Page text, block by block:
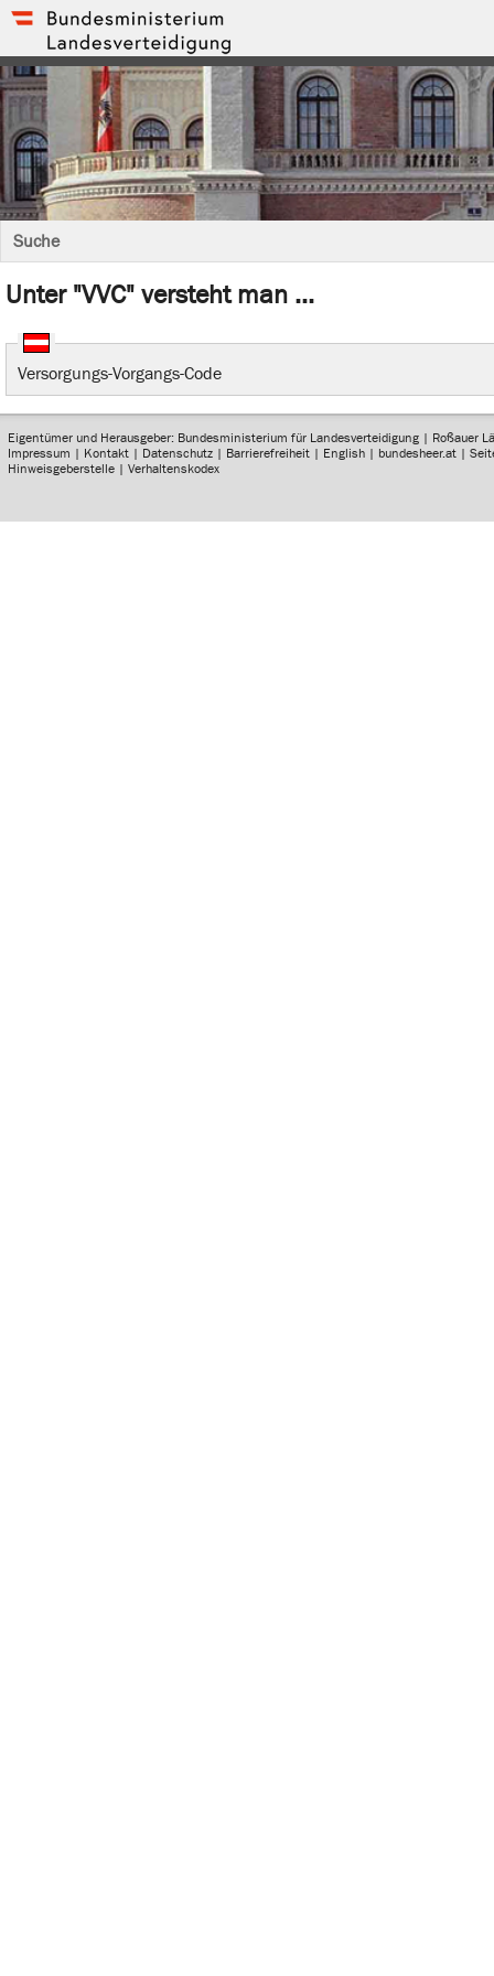
Suche
Unter "VVC" versteht man ...
Versorgungs-Vorgangs-Code
Eigentümer und Herausgeber: Bundesministerium für Landesverteidigung | Roßauer
Impressum | Kontakt | Datenschutz | Barrierefreiheit | English | bundesheer.at |
Hinweisgeberstelle |Verhaltenskodex